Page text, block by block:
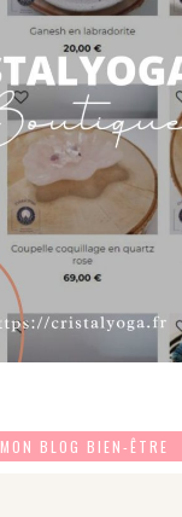
MON BLOG BIEN-ÊTRE